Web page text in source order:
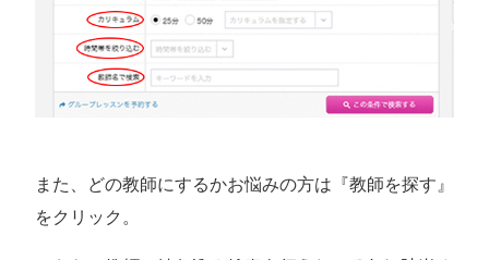
また、どの教師にするかお悩みの方は『教師を探す』
をクリック。